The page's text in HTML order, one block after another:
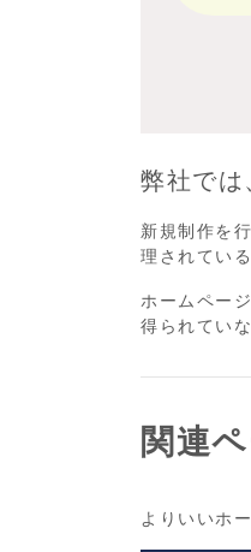
弊社では
新規制作を
理されてい
ホームペー
得られてい
関連
よりいいホ